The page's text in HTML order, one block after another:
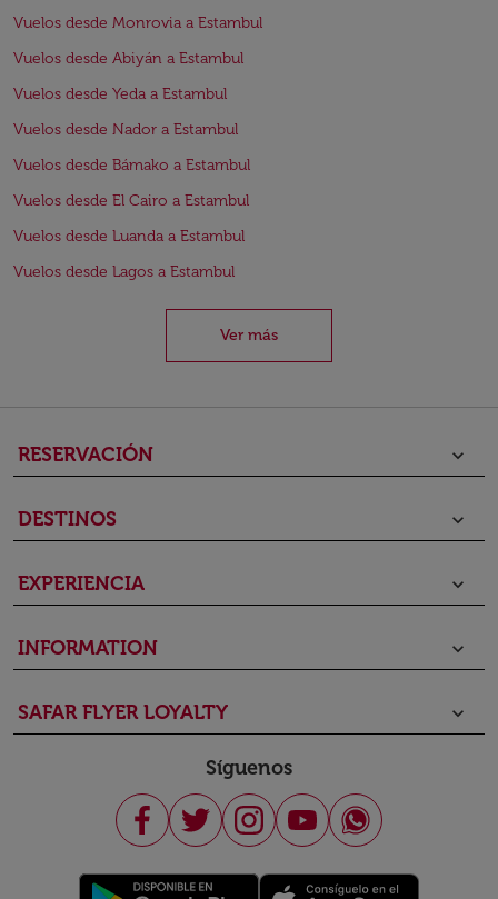
Vuelos desde Monrovia a Estambul
Vuelos desde Abiyán a Estambul
Vuelos desde Yeda a Estambul
Vuelos desde Nador a Estambul
Vuelos desde Bámako a Estambul
Vuelos desde El Cairo a Estambul
Vuelos desde Luanda a Estambul
Vuelos desde Lagos a Estambul
Ver más
RESERVACIÓN keyboard_arrow_down
DESTINOS keyboard_arrow_down
EXPERIENCIA keyboard_arrow_down
INFORMATION keyboard_arrow_down
SAFAR FLYER LOYALTY keyboard_arrow_down
Síguenos